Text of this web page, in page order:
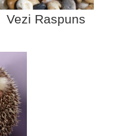
Vezi Raspuns